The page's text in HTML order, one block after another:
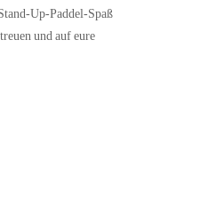
Up-Paddel-Spaß
und auf eure